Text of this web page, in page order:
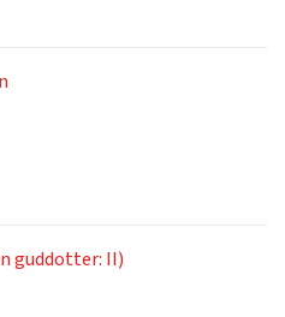
guddotter: II)